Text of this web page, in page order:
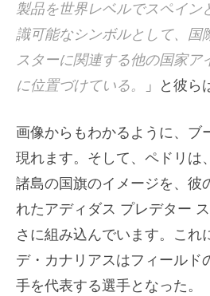
製品を世界レベルでスペイン
識可能なシンボルとして、国
スターに関連する他の国家ア
に位置づけている。
」と彼ら
画像からもわかるように、ブ
現れます。そして、ペドリは
諸島の国旗のイメージを、彼
れたアディダス プレデター
さに組み込んでいます。これ
デ・カナリアスはフィールド
手を代表する選手となった。